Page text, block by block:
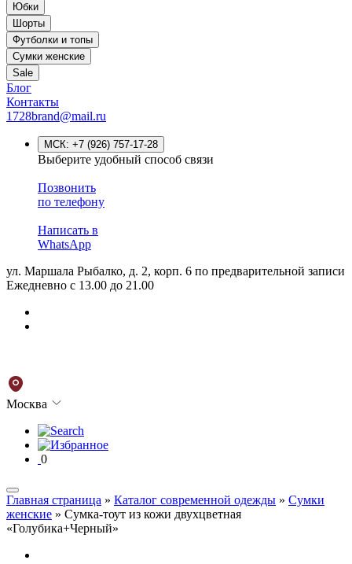
Юбки
Шорты
Футболки и топы
Сумки женские
Sale
Блог
Контакты
1728brand@mail.ru
МСК: +7 (926) 757-17-28
Выберите удобный способ связи
Позвонить
по телефону
Написать в
WhatsApp
ул. Маршала Рыбалко, д. 2, корп. 6 по предварительной записи
Ежедневно с 13.00 до 21.00
Москва
0
Главная страница » Каталог современной одежды » Сумки
женские » Сумка-тоут из кожи двухцветная
«Голубика+Черный»